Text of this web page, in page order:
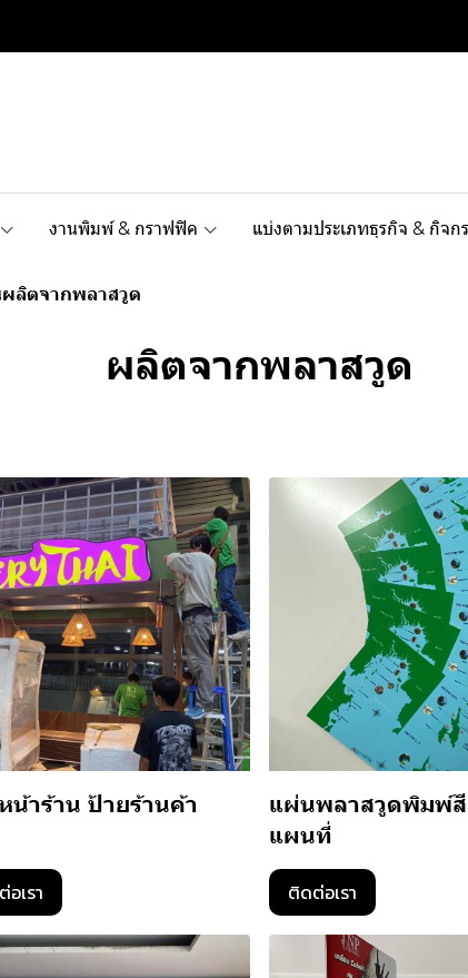
งานพิมพ์ & กราฟฟิค แบ่งตามประเภทธุรกิจ & กิจก
ผลิตจากพลาสวูด
ผลิตจากพลาสวูด
น้าร้าน ป้ายร้านค้า
เรา
แผ่นพลาสวูดพิมพ์
แผนที่
ติดต่อเรา